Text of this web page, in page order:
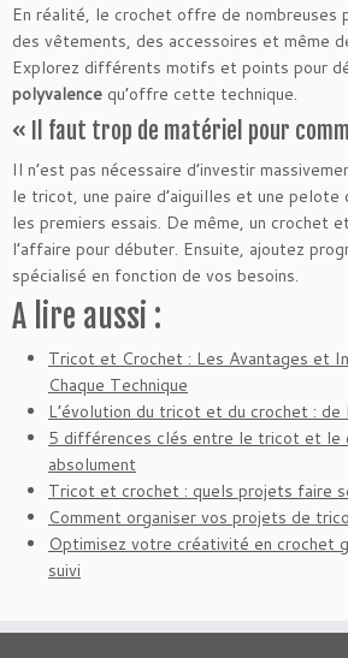
En réalité, le crochet offre de nombreuses
des vêtements, des accessoires et même
Explorez différents motifs et points pour
polyvalence qu’offre cette technique.
« Il faut trop de matériel pour
Il n’est pas nécessaire d’investir
le tricot, une paire d’aiguilles et une
les premiers essais. De même, un crochet
l’affaire pour débuter. Ensuite, ajoutez
spécialisé en fonction de vos besoins.
A lire aussi :
Tricot et Crochet : Les Avantages et
Chaque Technique
L’évolution du tricot et du crochet : de
5 différences clés entre le tricot et le
absolument
Tricot et crochet : quels projets faire
Comment organiser vos projets de
Optimisez votre créativité en crochet
suivi